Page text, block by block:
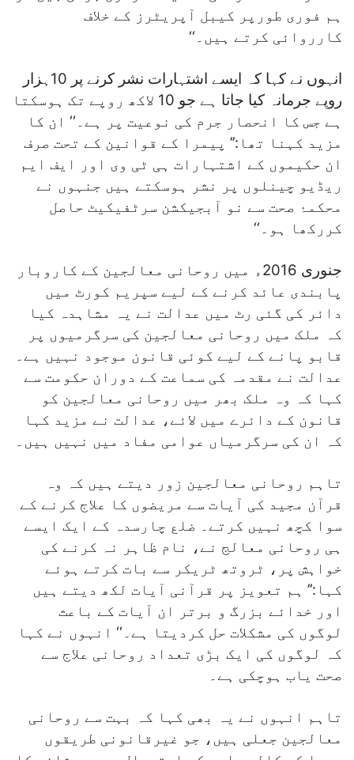
ہم فوری طورپر کیبل آپریٹرز کے خلاف
کارروائی کرتے ہیں۔‘‘
انہوں نے کہا کہ ایسے اشتہارات نشر کرنے پر 10ہزار
روپے جرمانہ کیا جاتا ہے جو 10 لاکھ روپے تک ہوسکتا
ہے جس کا انحصار جرم کی نوعیت پر ہے۔‘‘ ان کا
مزید کہنا تھا:’’ پیمرا کے قوانین کے تحت صرف
ان حکیموں کے اشتہارات ہی ٹی وی اور ایف ایم
ریڈیو چینلوں پر نشر ہوسکتے ہیں جنہوں نے
محکمۂ صحت سے نو آبجیکشن سرٹفیکیٹ حاصل
کررکھا ہو۔‘‘
جنوری 2016ء میں روحانی معالجین کے کاروبار
پابندی عائد کرنے کے لیے سپریم کورٹ میں
دائر کی گئی رٹ میں عدالت نے یہ مشاہدہ کیا
کہ ملک میں روحانی معالجین کی سرگرمیوں پر
قابو پانے کے لیے کوئی قانون موجود نہیں ہے۔
عدالت نے مقدمہ کی سماعت کے دوران حکومت سے
کہا کہ وہ ملک بھر میں روحانی معالجین کو
قانون کے دائرے میں لائے، عدالت نے مزید کہا
کہ ان کی سرگرمیاں عوامی مفاد میں نہیں ہیں۔
تاہم روحانی معالجین زور دیتے ہیں کہ وہ
قرآن مجید کی آیات سے مریضوں کا علاج کرنے کے
سوا کچھ نہیں کرتے۔ ضلع چارسدہ کے ایک ایسے
ہی روحانی معالج نے، نام ظاہر نہ کرنے کی
خواہش پر، ٹروتھ ٹریکر سے بات کرتے ہوئے
کہا:’’ ہم تعویز پر قرآنی آیات لکھ دیتے ہیں
اور خدائے بزرگ و برتر ان آیات کے باعث
لوگوں کی مشکلات حل کردیتا ہے۔‘‘ انہوں نے کہا
کہ لوگوں کی ایک بڑی تعداد روحانی علاج سے
صحت یاب ہوچکی ہے۔
تاہم انہوں نے یہ بھی کہا کہ بہت سے روحانی
معالجین جعلی ہیں، جو غیرقانونی طریقوں